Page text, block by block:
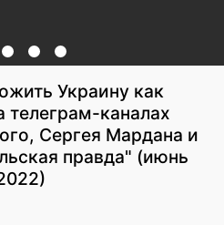
Украину как
телеграм-каналах
Сергея Мардана и
правда" (июнь